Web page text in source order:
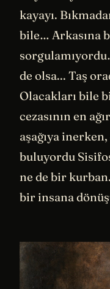
kayayı.
bile… Arkasına
de olsa... Taş
Olacakları bile
cezasının en
aşağıya
buluyordu
ne de bir
bir insana